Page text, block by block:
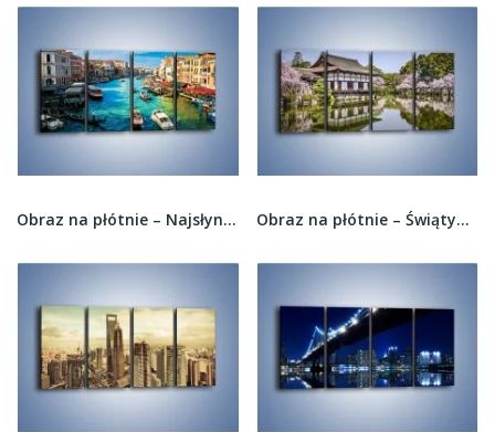
Obraz na płótnie – Najsłynniejsza cieśnina... Obraz na płótnie – Świątynia Heian Shrine w...